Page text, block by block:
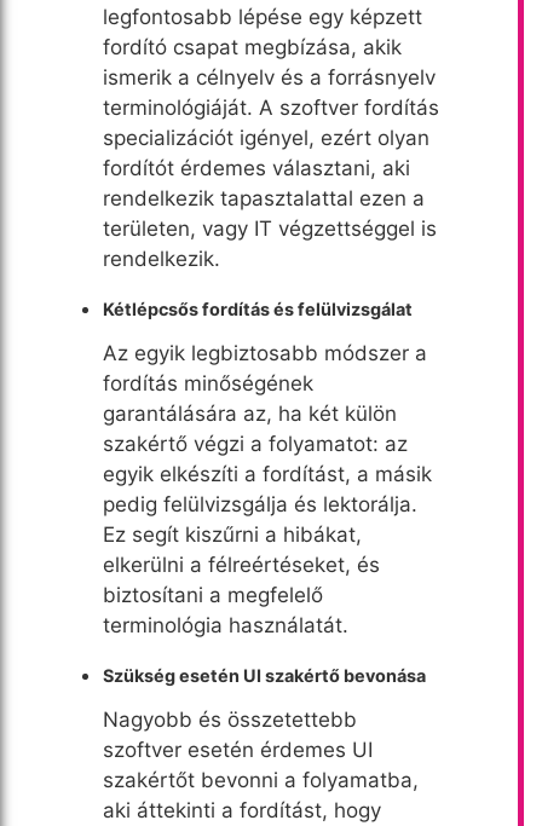
legfontosabb lépése egy képzett
fordító csapat megbízása, akik
ismerik a célnyelv és a forrásnyelv
terminológiáját. A szoftver fordítás
specializációt igényel, ezért olyan
fordítót érdemes választani, aki
rendelkezik tapasztalattal ezen a
területen, vagy IT végzettséggel is
rendelkezik.
Kétlépcsős fordítás és felülvizsgálat
Az egyik legbiztosabb módszer a
fordítás minőségének
garantálására az, ha két külön
szakértő végzi a folyamatot: az
egyik elkészíti a fordítást, a másik
pedig felülvizsgálja és lektorálja.
Ez segít kiszűrni a hibákat,
elkerülni a félreértéseket, és
biztosítani a megfelelő
terminológia használatát.
Szükség esetén UI szakértő bevonása
Nagyobb és összetettebb
szoftver esetén érdemes UI
szakértőt bevonni a folyamatba,
aki áttekinti a fordítást, hogy